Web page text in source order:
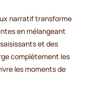
narratif transforme
en mélangeant
et des
complètement les
les moments de